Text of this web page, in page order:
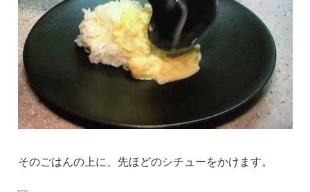
そのごはんの上に、先ほどのシチューをかけます。